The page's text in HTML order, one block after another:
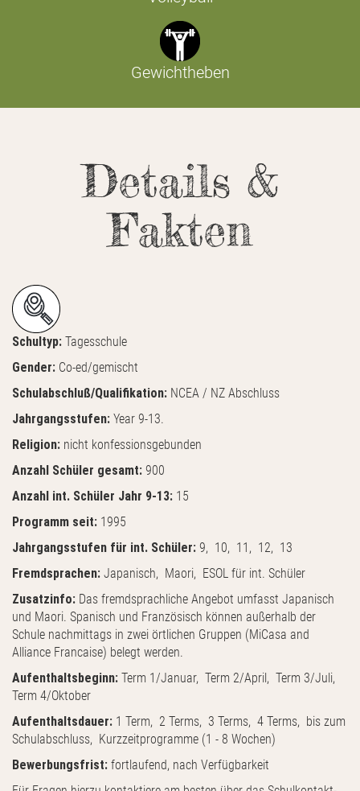
Gewichtheben
Details &
Fakten
Schultyp: Tagesschule
Gender: Co-ed/gemischt
Schulabschluß/Qualifikation: NCEA / NZ Abschluss
Jahrgangsstufen: Year 9-13.
Religion: nicht konfessionsgebunden
Anzahl Schüler gesamt: 900
Anzahl int. Schüler Jahr 9-13: 15
Programm seit: 1995
Jahrgangsstufen für int. Schüler: 9, 10, 11, 12, 13
Fremdsprachen: Japanisch, Maori, ESOL für int. Schüler
Zusatzinfo: Das fremdsprachliche Angebot umfasst Japanisch
und Maori. Spanisch und Französisch können außerhalb der
Schule nachmittags in zwei örtlichen Gruppen (MiCasa and
Alliance Francaise) belegt werden.
Aufenthaltsbeginn: Term 1/Januar, Term 2/April, Term 3/Juli,
Term 4/Oktober
Aufenthaltsdauer: 1 Term, 2 Terms, 3 Terms, 4 Terms, bis zum
Schulabschluss, Kurzzeitprogramme (1 - 8 Wochen)
Bewerbungsfrist: fortlaufend, nach Verfügbarkeit